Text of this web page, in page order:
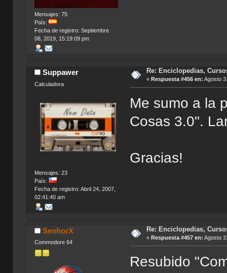
Mensajes: 75
País:
Fecha de registro: Septiembre
08, 2019, 15:19:09 pm
Suppawer
Calculadora
Mensajes: 23
País:
Fecha de registro: Abril 24, 2007,
02:41:40 am
Re: Enciclopedias,
« Respuesta #456 en: Agosto
Me sumo a la
Cosas 3.0".
Gracias!
SenhorX
Commodore 64
Re: Enciclopedias,
« Respuesta #457 en: Agosto
Resubido